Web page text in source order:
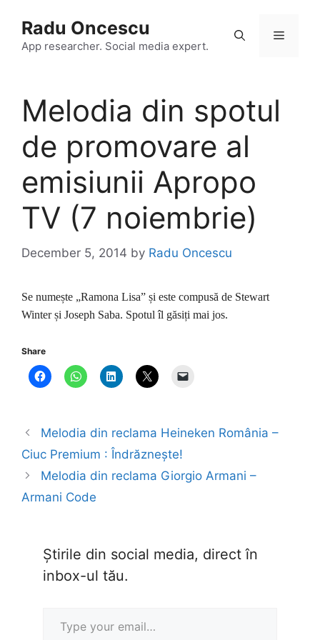
content
Radu Oncescu
App researcher. Social media expert.
Menu
Melodia din spotul
de promovare al
emisiunii Apropo
TV (7 noiembrie)
December 5, 2014 by Radu Oncescu
Se numește „Ramona Lisa” și este compusă de Stewart
Winter și Joseph Saba. Spotul îl găsiți mai jos.
Share
Melodia din reclama Heineken România –
Ciuc Premium : Îndrăznește!
Melodia din reclama Giorgio Armani –
Armani Code
Știrile din social media, direct în
inbox-ul tău.